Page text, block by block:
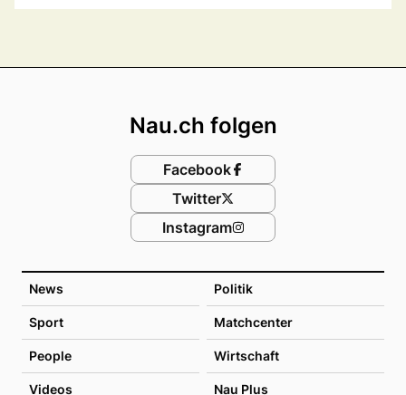
News Politik
Sport Matchcenter
People Wirtschaft
Videos Nau Plus
Nau.ch folgen
Facebook
Twitter
Instagram